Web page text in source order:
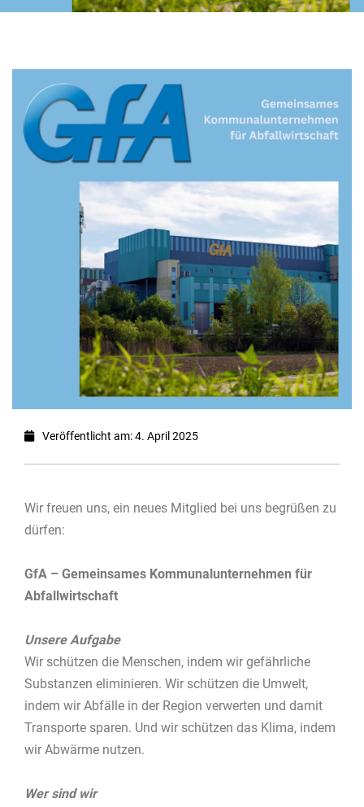
Veröffentlicht am: 4. April 2025
Wir freuen uns, ein neues Mitglied bei uns begrüßen zu
dürfen:
GfA – Gemeinsames Kommunalunternehmen für
Abfallwirtschaft
Unsere Aufgabe
Wir schützen die Menschen, indem wir gefährliche
Substanzen eliminieren. Wir schützen die Umwelt,
indem wir Abfälle in der Region verwerten und damit
Transporte sparen. Und wir schützen das Klima, indem
wir Abwärme nutzen.
Wer sind wir